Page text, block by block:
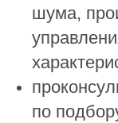
шума,
по